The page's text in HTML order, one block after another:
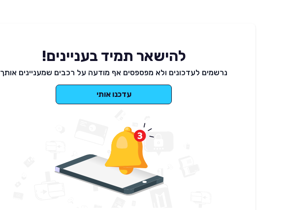
להישאר תמיד בעניינים!
נרשמים לעדכונים ולא מפספסים אף מודעה על רכבים שמעניינים אותך
עדכנו אותי